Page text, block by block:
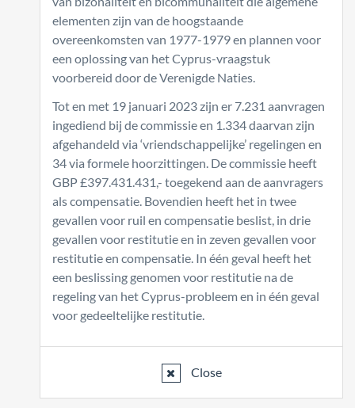
elementen zijn van de hoogstaande
overeenkomsten van 1977-1979 en plannen voor
een oplossing van het Cyprus-vraagstuk
voorbereid door de Verenigde Naties.
Tot en met 19 januari 2023 zijn er 7.231 aanvragen
ingediend bij de commissie en 1.334 daarvan zijn
afgehandeld via ‘vriendschappelijke’ regelingen en
34 via formele hoorzittingen. De commissie heeft
GBP £397.431.431,- toegekend aan de aanvragers
als compensatie. Bovendien heeft het in twee
gevallen voor ruil en compensatie beslist, in drie
gevallen voor restitutie en in zeven gevallen voor
restitutie en compensatie. In één geval heeft het
een beslissing genomen voor restitutie na de
regeling van het Cyprus-probleem en in één geval
voor gedeeltelijke restitutie.
Close